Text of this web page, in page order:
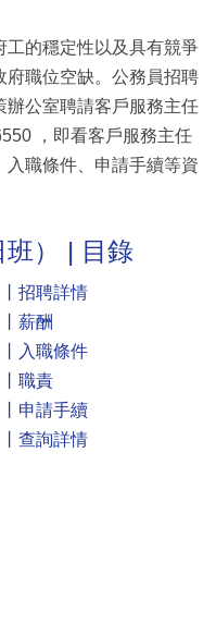
工的穩定性以及具有競爭
府職位空缺。公務員招聘
辦公室聘請客戶服務主任
，即看客戶服務主任
入職條件、申請手續等資
班） | 目錄
招聘詳情
薪酬
入職條件
職責
申請手續
查詢詳情